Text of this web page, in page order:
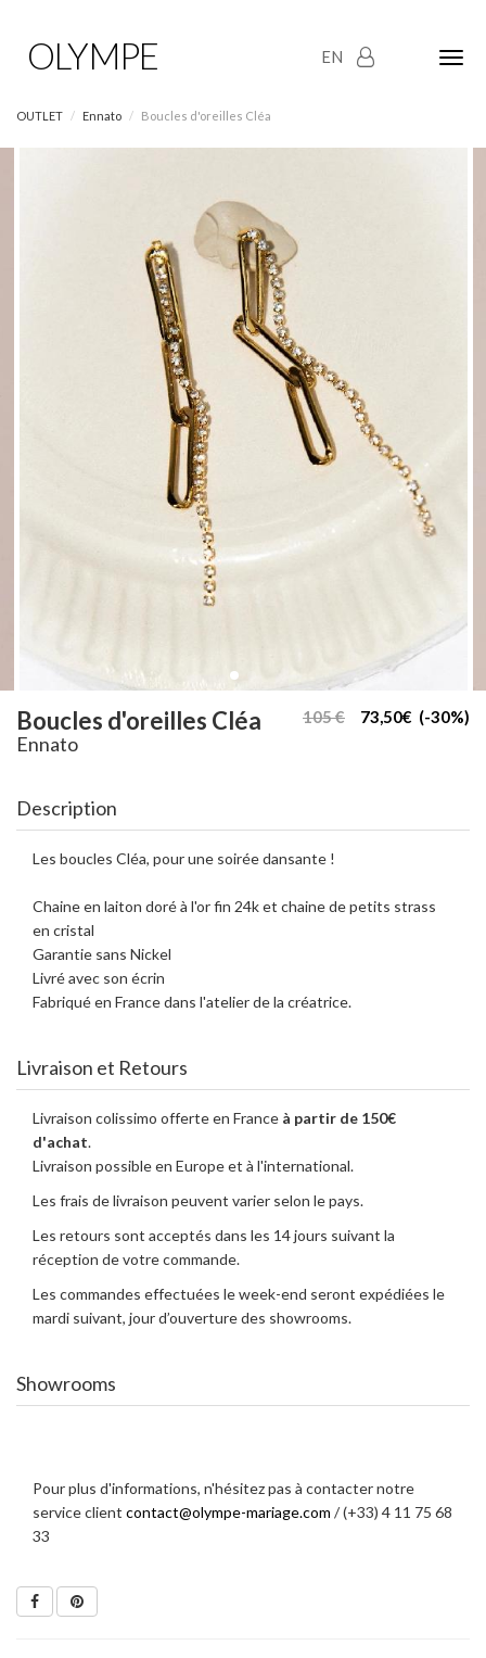
EN
OLYMPE
OUTLET Ennato Boucles d'oreilles Cléa
Boucles d'oreilles Cléa 105 € 73,50€ (-30%)
Ennato
Description
Les boucles Cléa, pour une soirée dansante !
Chaine en laiton doré à l'or fin 24k et chaine de petits strass
en cristal
Garantie sans Nickel
Livré avec son écrin
Fabriqué en France dans l'atelier de la créatrice.
Livraison et Retours
Livraison colissimo offerte en France à partir de 150€
d'achat.
Livraison possible en Europe et à l'international.
Les frais de livraison peuvent varier selon le pays.
Les retours sont acceptés dans les 14 jours suivant la
réception de votre commande.
Les commandes effectuées le week-end seront expédiées le
mardi suivant, jour d’ouverture des showrooms.
Showrooms
Pour plus d'informations, n'hésitez pas à contacter notre
service client contact@olympe-mariage.com / (+33) 4 11 75 68
33